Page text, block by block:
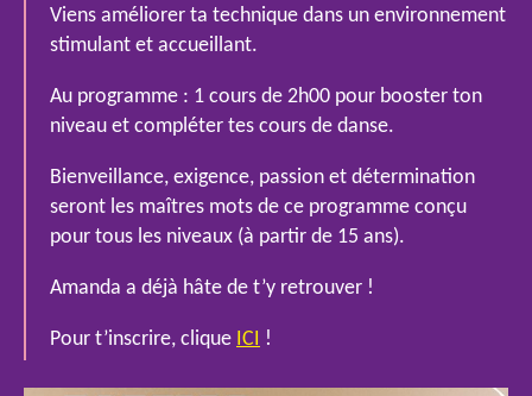
Viens améliorer ta technique dans un environnement
stimulant et accueillant.
Au programme : 1 cours de 2h00 pour booster ton
niveau et compléter tes cours de danse.
Bienveillance, exigence, passion et détermination
seront les maîtres mots de ce programme conçu
pour tous les niveaux (à partir de 15 ans).
Amanda a déjà hâte de t’y retrouver !
Pour t’inscrire, clique ICI !